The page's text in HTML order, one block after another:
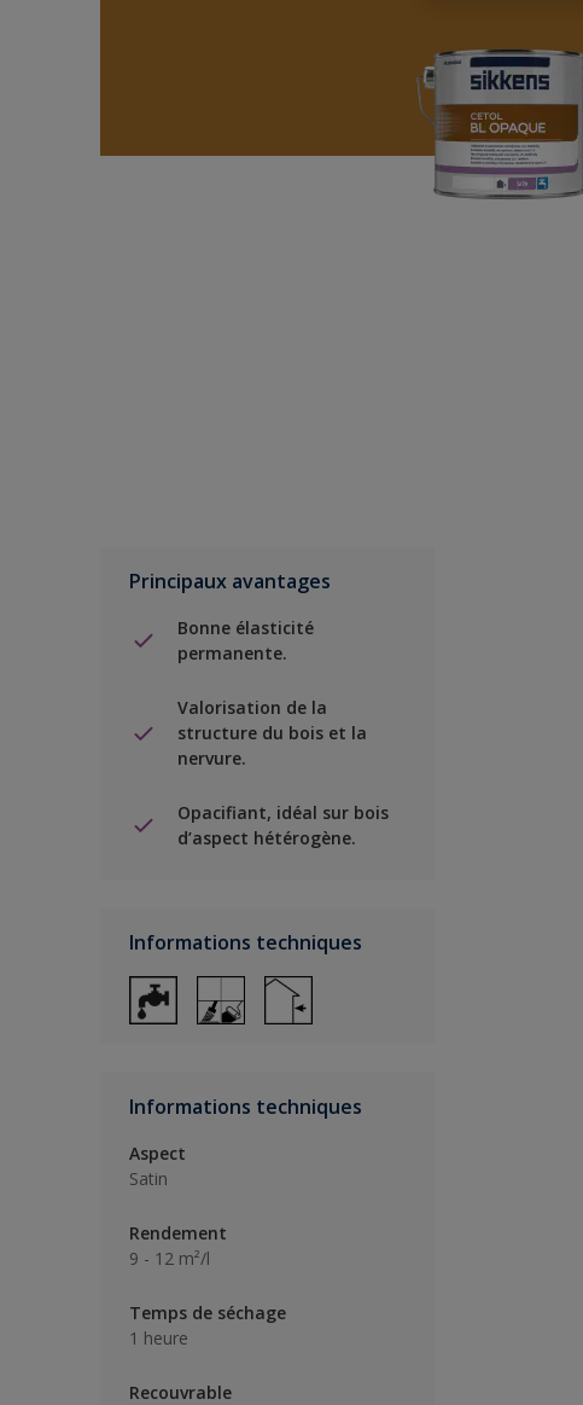
Principaux avantages
Bonne élasticité
permanente.
Valorisation de la
structure du bois et la
nervure.
Opacifiant, idéal sur bois
d’aspect hétérogène.
Informations techniques
Informations techniques
Aspect
Satin
Rendement
9 - 12 m²/l
Temps de séchage
1 heure
Recouvrable